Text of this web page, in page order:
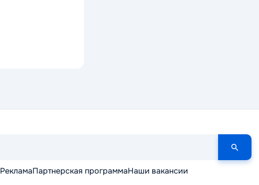
РекламаПартнерская программаНаши вакансии